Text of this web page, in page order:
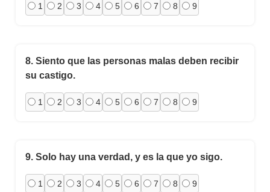
1 2 3 4 5 6 7 8 9
8. Siento que las personas malas deben recibir
su castigo.
1 2 3 4 5 6 7 8 9
9. Solo hay una verdad, y es la que yo sigo.
1 2 3 4 5 6 7 8 9